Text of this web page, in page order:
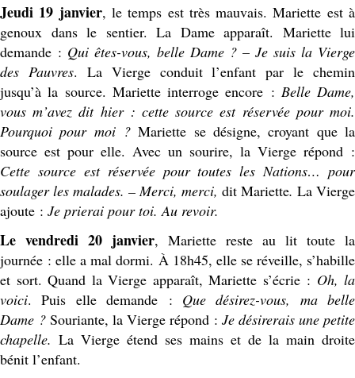
Jeudi 19 janvier, le temps est très mauvais. Mariette est à
genoux dans le sentier. La Dame apparaît. Mariette lui
demande : Qui êtes-vous, belle Dame ? –Je suis la Vierge
des Pauvres. La Vierge conduit l’enfant par le chemin
jusqu’à la source. Mariette interroge encore : Belle Dame,
vous m’avez dit hier : cette source est réservée pour moi.
Pourquoi pour moi ? Mariette se désigne, croyant que la
source est pour elle. Avec un sourire, la Vierge répond :
Cette source est réservée pour toutes les Nations… pour
soulager les malades. – Merci, merci, dit Mariette. La Vierge
ajoute : Je prierai pour toi. Au revoir.
Le vendredi 20 janvier, Mariette reste au lit toute la
journée : elle a mal dormi. À 18h45, elle se réveille, s’habille
et sort. Quand la Vierge apparaît, Mariette s’écrie : Oh, la
voici. Puis elle demande : Que désirez-vous, ma belle
Dame ? Souriante, la Vierge répond : Je désirerais une petite
chapelle. La Vierge étend ses mains et de la main droite
bénit l’enfant.